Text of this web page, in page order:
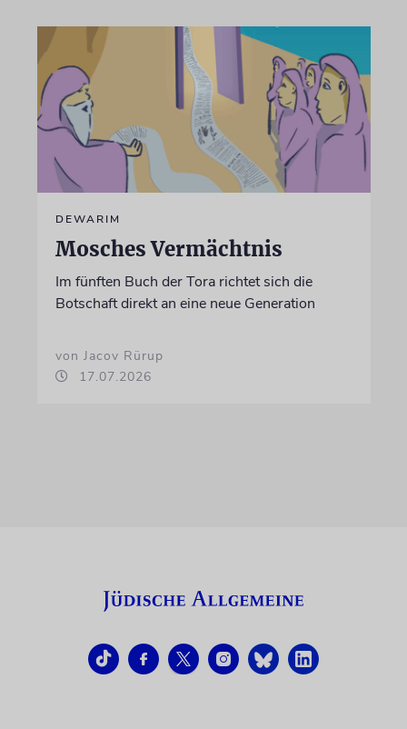
DEWARIM
Mosches Vermächtnis
Im fünften Buch der Tora richtet sich die
Botschaft direkt an eine neue Generation
von Jacov Rürup
17.07.2026